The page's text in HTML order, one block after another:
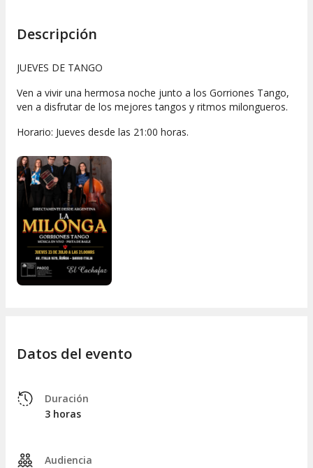
Descripción
JUEVES DE TANGO
Ven a vivir una hermosa noche junto a los Gorriones Tango,
ven a disfrutar de los mejores tangos y ritmos milongueros.
Horario: Jueves desde las 21:00 horas.
Datos del evento
Duración
3 horas
Audiencia